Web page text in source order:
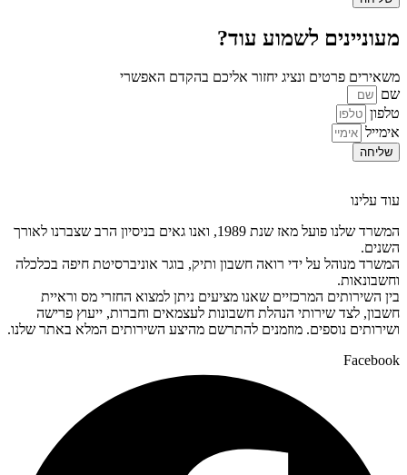
מעוניינים לשמוע עוד?
משאירים פרטים ונציג יחזור אליכם בהקדם האפשרי
שם
טלפון
אימייל
שליחה
עוד עלינו
המשרד שלנו פועל מאז שנת 1989, ואנו גאים בניסיון הרב שצברנו לאורך
השנים.
המשרד מנוהל על ידי רואה חשבון ותיק, בוגר אוניברסיטת חיפה בכלכלה
וחשבונאות.
בין השירותים המרכזיים שאנו מציעים ניתן למצוא החזרי מס וראיית
חשבון, לצד שירותי הנהלת חשבונות לעצמאים וחברות, ייעוץ פרישה
ושירותים נוספים. מוזמנים להתרשם מהיצע השירותים המלא באתר שלנו.
Facebook